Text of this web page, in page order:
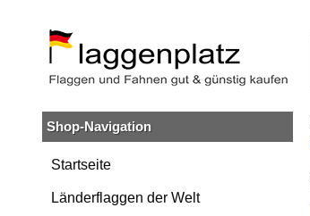
Hauptinhalt
springen
Suche
Zur
Navigation
springen
Shop-Navigation
Startseite
Länderflaggen der Welt